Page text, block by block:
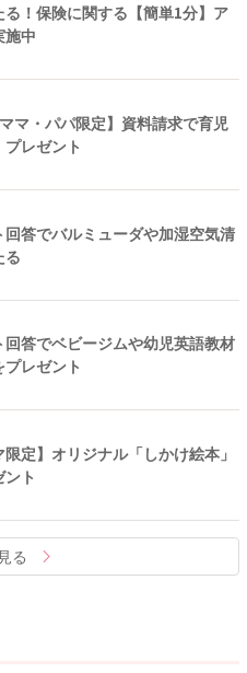
る！保険に関する【簡単1分】ア
施中
マ・パパ限定】資料請求で育児
レゼント
回答でバルミューダや加湿空気清
る
回答でベビージムや幼児英語教材
レゼント
限定】オリジナル「しかけ絵本」
ト
る